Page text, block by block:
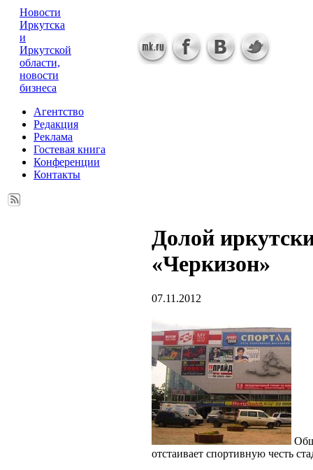
Новости
Иркутска
и
Иркутской
области,
новости
бизнеса
Агентство
Редакция
Реклама
Гостевая книга
Конференции
Контакты
Долой
«Черкизон»
07.11.2012
отстаивает спортивную честь